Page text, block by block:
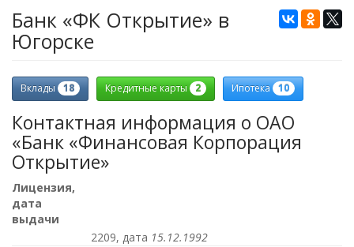
Банк «ФК Открытие» в
Югорске
Вклады 18 Кредитные карты 2 Ипотека 10
Контактная информация о ОАО
«Банк «Финансовая Корпорация
Открытие»
Лицензия,
дата
выдачи
2209, дата 15.12.1992